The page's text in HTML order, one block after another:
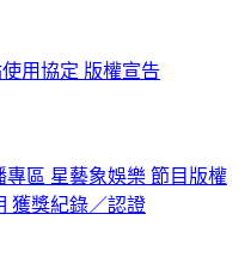
用協定 版權宣告
專區 星藝象娛樂 節目版權
獲獎紀錄／認證